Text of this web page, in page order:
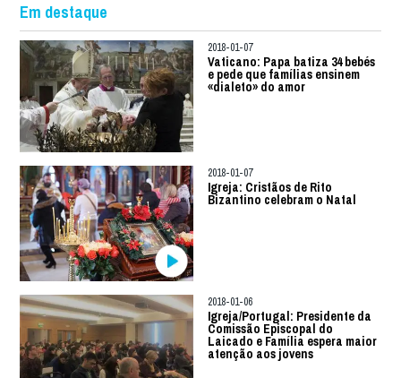
Em destaque
2018-01-07
Vaticano: Papa batiza 34 bebés
e pede que famílias ensinem
«dialeto» do amor
2018-01-07
Igreja: Cristãos de Rito
Bizantino celebram o Natal
2018-01-06
Igreja/Portugal: Presidente da
Comissão Episcopal do
Laicado e Família espera maior
atenção aos jovens